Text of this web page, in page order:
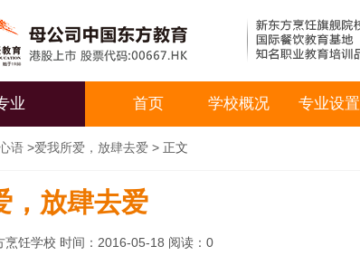
业 首页 学校概况 专业设置
语 >爱我所爱，放肆去爱 > 正文
，放肆去爱
饪学校 时间：2016-05-18 阅读： 0